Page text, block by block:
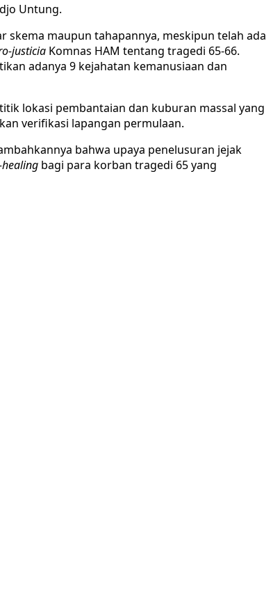
Untung.
maupun tahapannya, meskipun telah ada
justicia Komnas HAM tentang tragedi 65-66.
adanya 9 kejahatan kemanusiaan dan
lokasi pembantaian dan kuburan massal yang
verifikasi lapangan permulaan.
bahwa upaya penelusuran jejak
bagi para korban tragedi 65 yang